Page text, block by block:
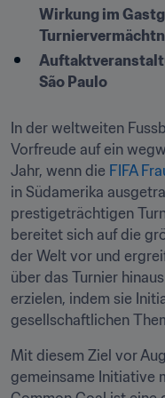
Wirkung im
São Paulo
In der weltweiten
Vorfreude auf ein
Jahr, wenn die FIFA
in Südamerika
prestigeträchtigen
bereitet sich auf die
der Welt vor und
über das Turnier
erzielen, indem sie
gesellschaftlichen
Mit diesem Ziel vor
gemeinsame Initiative